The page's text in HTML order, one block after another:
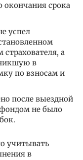
окончания срока
успел
страхователя, а
в
по взносам и
после выездной
не было
учитывать
в